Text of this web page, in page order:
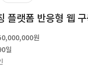
플랫폼 반응형 웹
원
일